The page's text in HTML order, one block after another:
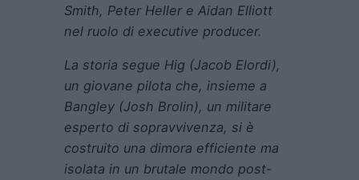
Smith, Peter Heller e Aidan Elliott
nel ruolo di executive producer.
La storia segue Hig (Jacob Elordi),
un giovane pilota che, insieme a
Bangley (Josh Brolin), un militare
esperto di sopravvivenza, si è
costruito una dimora efficiente ma
isolata in un brutale mondo post-